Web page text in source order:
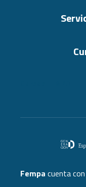
Fempa cuenta